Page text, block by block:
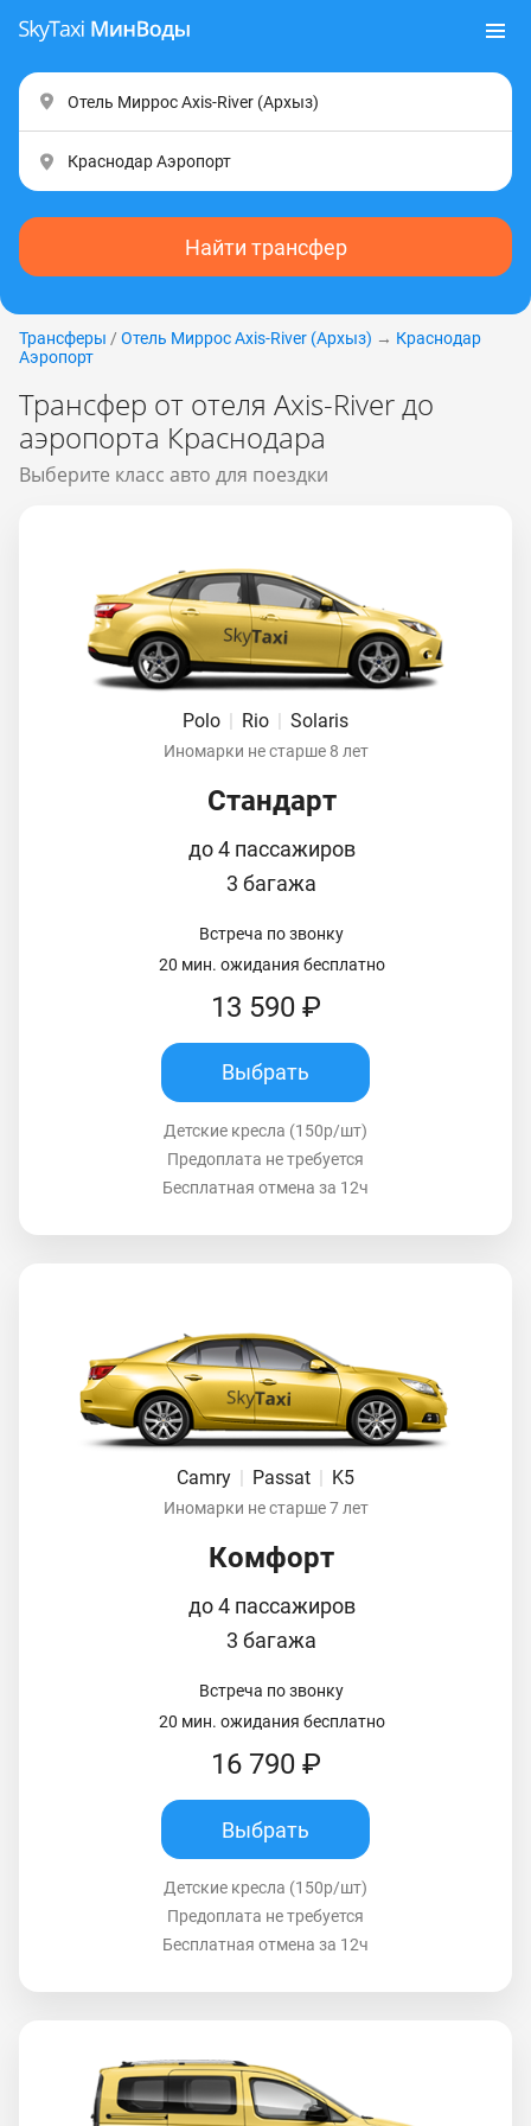
Найти трансфер
Трансферы / Отель Миррос Axis-River (Apxыз) → Краснодар
Аэропорт
Трансфер от отеля Axis-River до
аэропорта Краснодара
Выберите класс авто для поездки
Polo | Rio | Solaris
Иномарки не старше 8 лет
Стандарт
до 4 пассажиров
3 багажа
Встреча по звонку
20 мин. ожидания бесплатно
13 590 ₽
Выбрать
Детские кресла (150р/шт)
Предоплата не требуется
Бесплатная отмена за 12ч
Camry Passat K5
Иномарки не старше 7 лет
Комфорт
до 4 пассажиров
3 багажа
Встреча по звонку
20 мин. ожидания бесплатно
16 790 ₽
Выбрать
Детские кресла (150р/шт)
Предоплата не требуется
Бесплатная отмена за 12ч